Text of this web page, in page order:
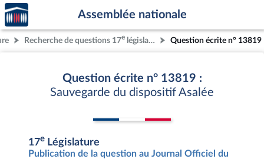
Aller au contenu
Aller en bas de la page
Accèder
à la
page
d'accueil
Assemblée nationale
Recherche de questions 17e législature Question écrite n° 13819
Question écrite n° 13819 :
Sauvegarde du dispositif Asalée
17e Législature
Publication de la question au Journal Officiel du